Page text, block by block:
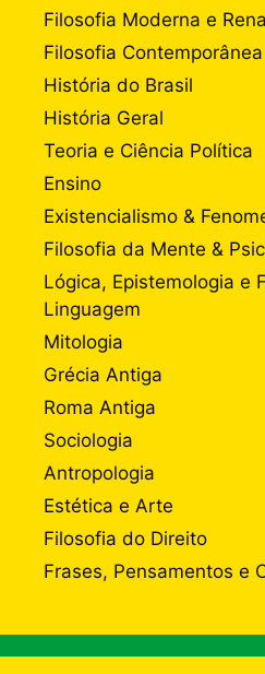
Filosofia Moderna e
Filosofia Contemporânea
História do Brasil
História Geral
Teoria e Ciência Política
Ensino
Existencialismo &
Filosofia da Mente &
Lógica, Epistemologia e
Linguagem
Mitologia
Grécia Antiga
Roma Antiga
Sociologia
Antropologia
Estética e Arte
Filosofia do Direito
Frases, Pensamentos e